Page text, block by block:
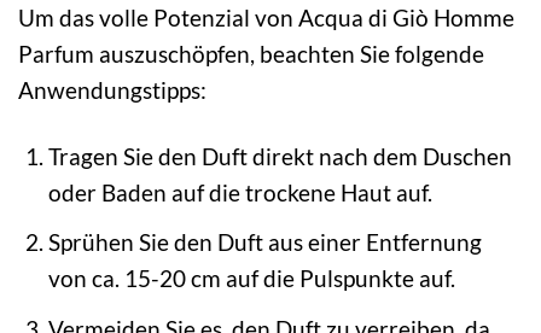
Um das volle Potenzial von Acqua di Giò Homme
Parfum auszuschöpfen, beachten Sie folgende
Anwendungstipps:
Tragen Sie den Duft direkt nach dem Duschen
oder Baden auf die trockene Haut auf.
Sprühen Sie den Duft aus einer Entfernung
von ca. 15-20 cm auf die Pulspunkte auf.